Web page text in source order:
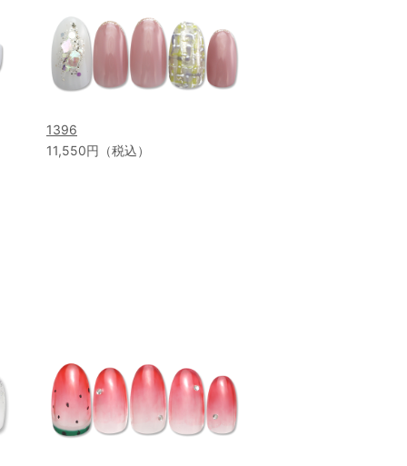
1396
11,550円（税込）